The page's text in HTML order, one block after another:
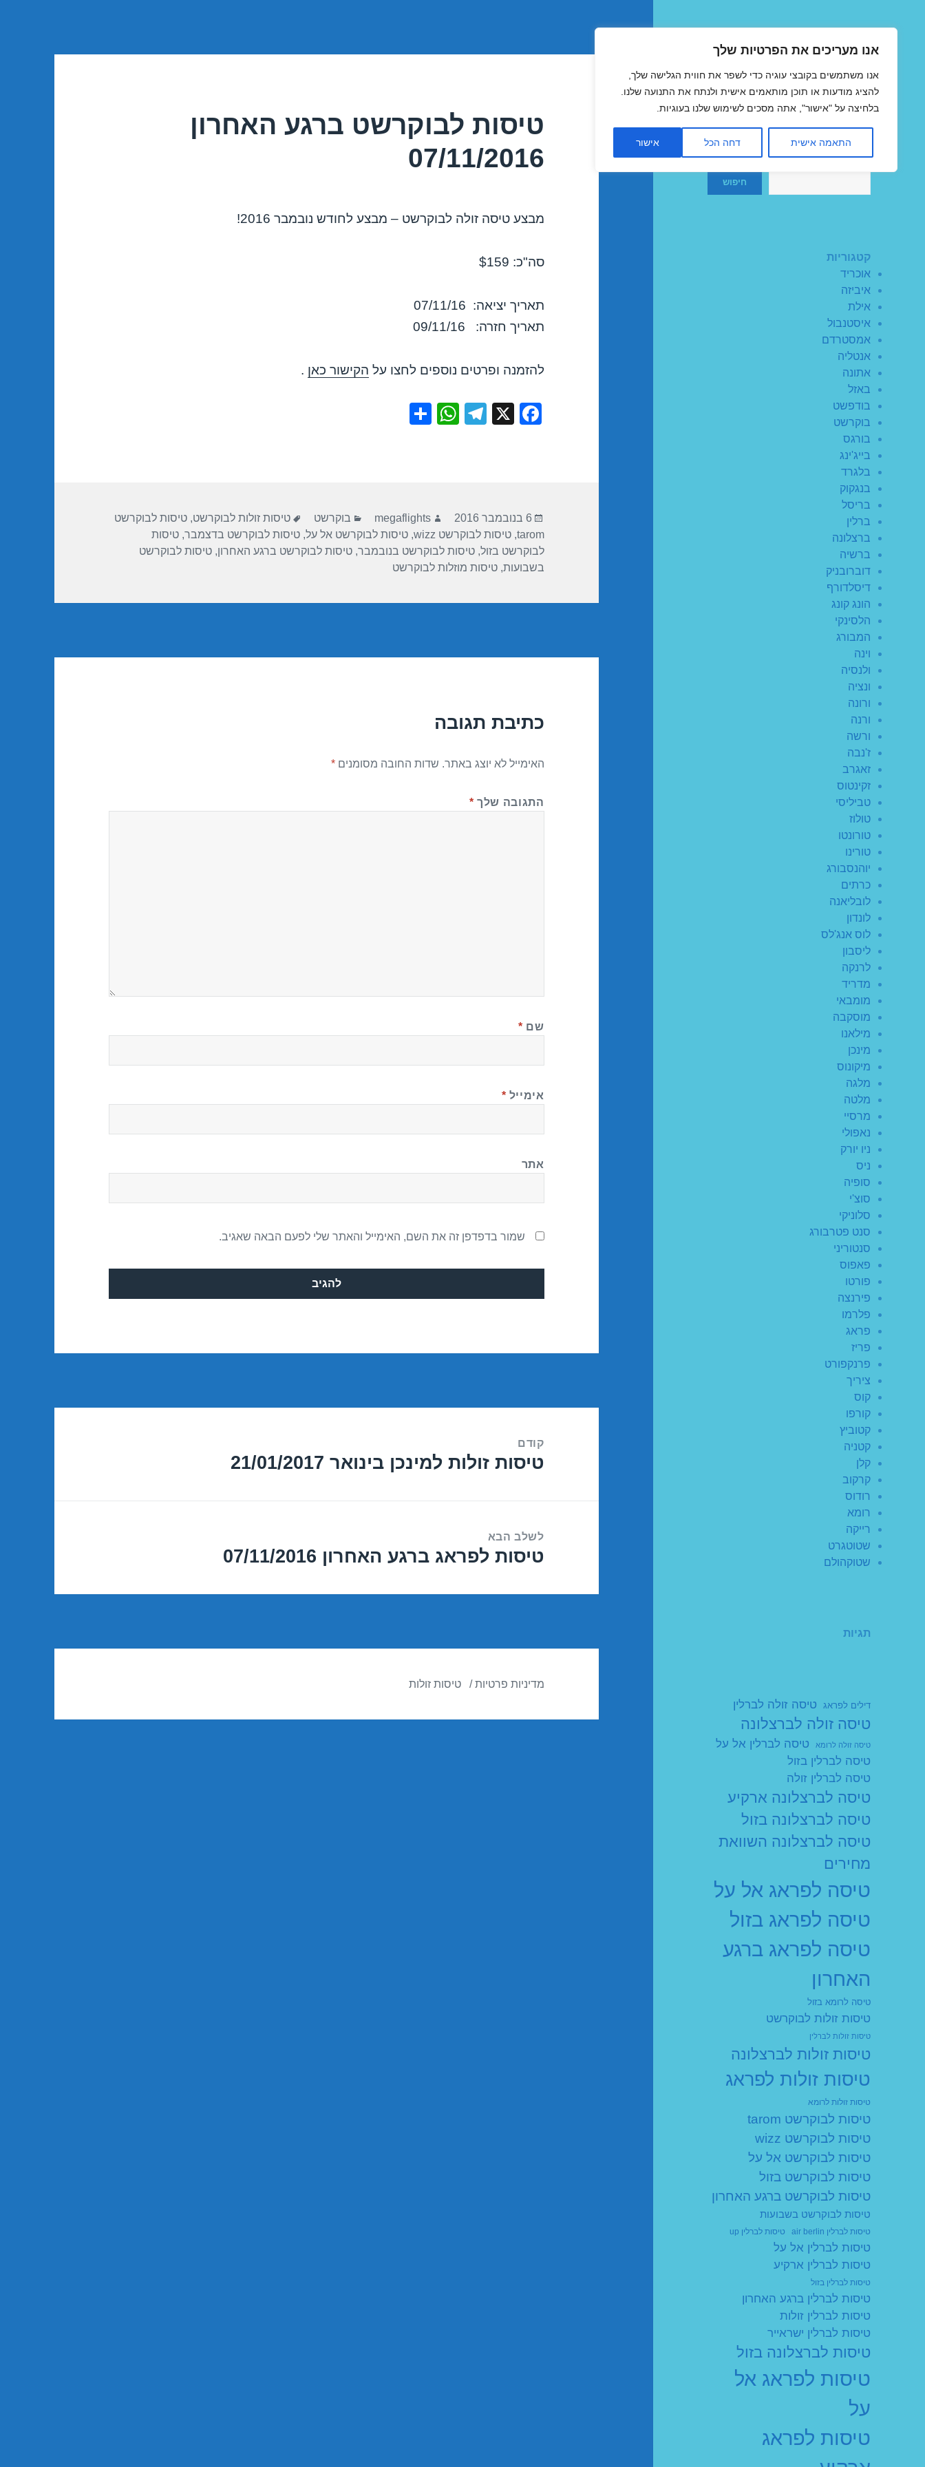
אנו מעריכים את הפרטיות שלך
אנו משתמשים בקובצי עוגיה כדי לשפר את חווית הגלישה שלך,
להציג מודעות או תוכן מותאמים אישית ולנתח את התנועה שלנו.
בלחיצה על "אישור", אתה מסכים לשימוש שלנו בעוגיות.
התאמה אישית דחה הכל אישור
MegaFlights טיסות מוזלות
חיפוש
חיפוש
קטגוריות
אוכריד
איביזה
אילת
איסטנבול
אמסטרדם
אנטליה
אתונה
באזל
בודפשט
בוקרשט
בורגס
בייג'ינג
בלגרד
בנגקוק
בריסל
ברלין
ברצלונה
ברשיה
דוברובניק
דיסלדורף
הונג קונג
הלסינקי
המבורג
וינה
ולנסיה
ונציה
ורונה
ורנה
ורשה
ז'נבה
זאגרב
זקינטוס
טביליסי
טולוז
טורונטו
טורינו
יוהנסבורג
כרתים
לובליאנה
לונדון
לוס אנג'לס
ליסבון
לרנקה
מדריד
מומבאי
מוסקבה
מילאנו
מינכן
מיקונוס
מלגה
מלטה
מרסיי
נאפולי
ניו יורק
ניס
סופיה
סוצ'י
סלוניקי
סנט פטרבורג
סנטוריני
פאפוס
פורטו
פירנצה
פלרמו
פראג
פריז
פרנקפורט
ציריך
קוס
קורפו
קטוביץ
קטניה
קלן
קרקוב
רודוס
רומא
רייקה
שטוטגרט
שטוקהולם
תגיות
דילים לפראג טיסה זולה לברלין
טיסה זולה לברצלונה
טיסה זולה לרומא
טיסה לברלין אל על
טיסה לברלין בזול
טיסה לברלין זולה
טיסה לברצלונה ארקיע
טיסה לברצלונה בזול
טיסה לברצלונה השוואת
מחירים
טיסה לפראג אל על
טיסה לפראג בזול
טיסה לפראג ברגע
האחרון
טיסה לרומא בזול
טיסות זולות לבוקרשט
טיסות זולות לברלין
טיסות זולות לברצלונה
טיסות זולות לפראג
טיסות זולות לרומא
טיסות לבוקרשט tarom
טיסות לבוקרשט wizz
טיסות לבוקרשט אל על
טיסות לבוקרשט בזול
טיסות לבוקרשט ברגע האחרון
טיסות לבוקרשט בשבועות
טיסות לברלין air berlin טיסות לברלין up
טיסות לברלין אל על
טיסות לברלין ארקיע
טיסות לברלין בזול
טיסות לברלין ברגע האחרון
טיסות לברלין זולות
טיסות לברלין ישראייר
טיסות לברצלונה בזול
טיסות לפראג אל
על
טיסות לפראג
טיסות לבוקרשט ברגע האחרון
07/11/2016
מבצע טיסה זולה לבוקרשט – מבצע לחודש נובמבר 2016!
סה"כ: $159
תאריך יציאה: 07/11/16
תאריך חזרה: 09/11/16
להזמנה ופרטים נוספים לחצו על הקישור כאן .
F
o
o
k
X
T
m
W
p
p
פורסם
בתאריך
6 בנובמבר 2016 מחבר
megaflights קטגוריות
בוקרשט תגיות
טיסות זולות לבוקרשט,טיסות לבוקרשט
tarom
,טיסות לבוקרשט wizz ,טיסות לבוקרשט אל על,טיסות לבוקרשט בדצמבר,טיסות
לבוקרשט בזול,טיסות לבוקרשט בנובמבר,טיסות לבוקרשט ברגע האחרון,טיסות לבוקרשט
בשבועות,טיסות מוזלות לבוקרשט
כתיבת תגובה
האימייל לא יוצג באתר. שדות החובה מסומנים*
התגובה שלך *
שם *
אימייל *
אתר
שמור בדפדפן זה את השם, האימייל והאתר שלי לפעם הבאה שאגיב.
קודם
הפוסט
טיסות זולות למינכן בינואר 21/01/2017
לשלב הבא
הפוסט
טיסות לפראג ברגע האחרון 07/11/2016
מדיניות פרטיות טיסות זולות